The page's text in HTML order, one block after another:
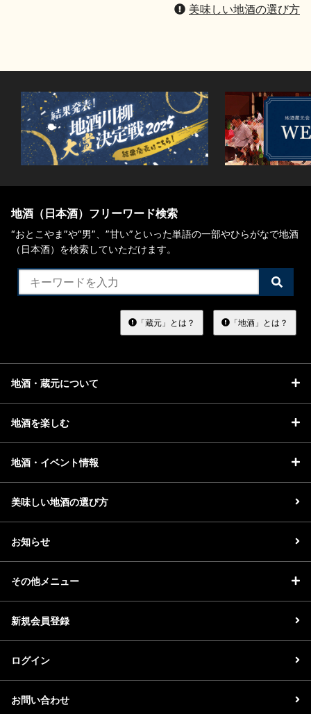
美味しい地酒の選び方
地酒（日本酒）フリーワード検索
“おとこやま”や“男”、”甘い”といった単語の一部やひらがなで地酒
（日本酒）を検索していただけます。
検
索
る
「蔵元」とは？ 「地酒」とは？
地酒・蔵元について
地酒を楽しむ
地酒・イベント情報
美味しい地酒の選び方
お知らせ
その他メニュー
新規会員登録
ログイン
お問い合わせ